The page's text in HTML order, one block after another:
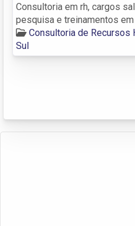
Consultoria em rh, cargos
pesquisa e treinamentos em
Consultoria de Recursos
Sul